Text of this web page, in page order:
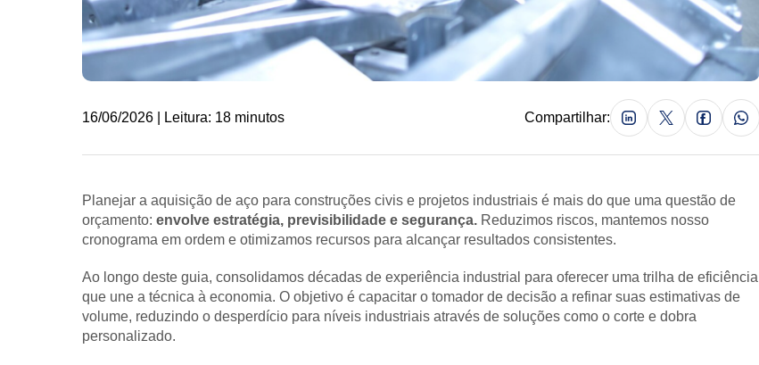
16/06/2026 | Leitura: 18 minutos Compartilhar:
Planejar a aquisição de aço para construções civis e projetos industriais é mais do que uma questão de
orçamento: envolve estratégia, previsibilidade e segurança. Reduzimos riscos, mantemos nosso
cronograma em ordem e otimizamos recursos para alcançar resultados consistentes.
Ao longo deste guia, consolidamos décadas de experiência industrial para oferecer uma trilha de eficiência
que une a técnica à economia. O objetivo é capacitar o tomador de decisão a refinar suas estimativas de
volume, reduzindo o desperdício para níveis industriais através de soluções como o corte e dobra
personalizado.